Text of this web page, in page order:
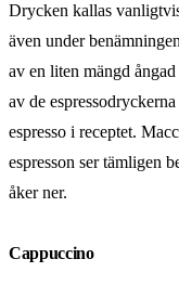
Drycken kallas
även under
av en liten mängd
av de
espresso i receptet.
espresson ser tämligen
åker ner.
Cappuccino